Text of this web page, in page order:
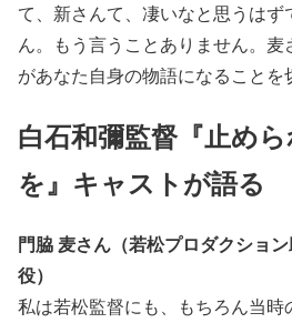
て、新さんて、凄いなと思うはず
ん。もう言うことありません。
があなた自身の物語になることを
白石和彌監督『止め
を』キャストが語る
門脇 麦さん（若松プロダクショ
役）
私は若松監督にも、もちろん当